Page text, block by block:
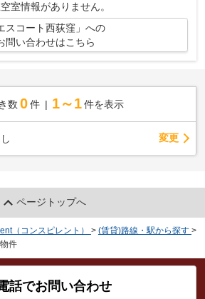
室情報がありません。
スコート西荻窪」への
問い合わせはこちら
数 0 件 1～1 件を表示
変更
ページトップへ
（コンスピレント） > (賃貸)路線・駅から探す >
件
話でお問い合わせ